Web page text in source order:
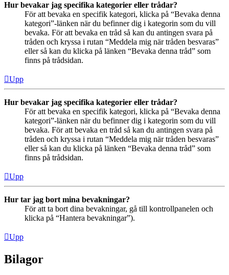
Hur bevakar jag specifika kategorier eller trådar?
För att bevaka en specifik kategori, klicka på “Bevaka denna
kategori”-länken när du befinner dig i kategorin som du vill
bevaka. För att bevaka en tråd så kan du antingen svara på
tråden och kryssa i rutan “Meddela mig när tråden besvaras”
eller så kan du klicka på länken “Bevaka denna tråd” som
finns på trådsidan.
Upp
Hur bevakar jag specifika kategorier eller trådar?
För att bevaka en specifik kategori, klicka på “Bevaka denna
kategori”-länken när du befinner dig i kategorin som du vill
bevaka. För att bevaka en tråd så kan du antingen svara på
tråden och kryssa i rutan “Meddela mig när tråden besvaras”
eller så kan du klicka på länken “Bevaka denna tråd” som
finns på trådsidan.
Upp
Hur tar jag bort mina bevakningar?
För att ta bort dina bevakningar, gå till kontrollpanelen och
klicka på “Hantera bevakningar”).
Upp
Bilagor